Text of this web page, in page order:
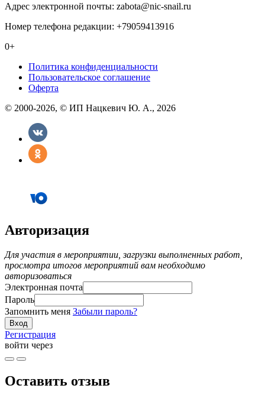
Адрес электронной почты: zabota@nic-snail.ru
Номер телефона редакции: +79059413916
0+
Политика конфиденциальности
Пользовательское соглашение
Оферта
© 2000-2026, © ИП Нацкевич Ю. А., 2026
Авторизация
Для участия в мероприятии, загрузки выполненных работ,
просмотра итогов мероприятий вам необходимо
авторизоваться
Электронная почта
Пароль
Запомнить меня Забыли пароль?
Регистрация
войти через
Оставить отзыв